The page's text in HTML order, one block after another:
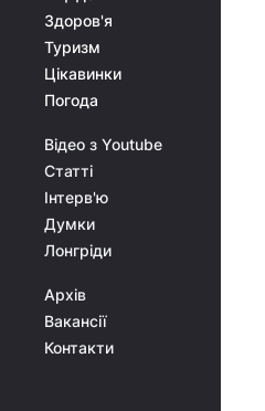
Здоров'я
Туризм
Цікавинки
Погода
Відео з Youtube
Статті
Інтерв'ю
Думки
Лонгріди
Архів
Вакансії
Контакти